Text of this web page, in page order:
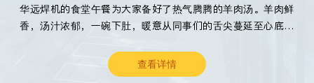
华远焊机的食堂午餐为大家备好了热气腾腾的羊肉汤。羊肉鲜
香，汤汁浓郁，一碗下肚，暖意从同事们的舌尖蔓延至心底。
查看详情